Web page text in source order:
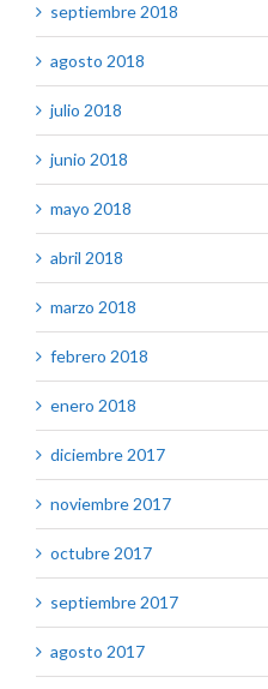
septiembre 2018
agosto 2018
julio 2018
junio 2018
mayo 2018
abril 2018
marzo 2018
febrero 2018
enero 2018
diciembre 2017
noviembre 2017
octubre 2017
septiembre 2017
agosto 2017